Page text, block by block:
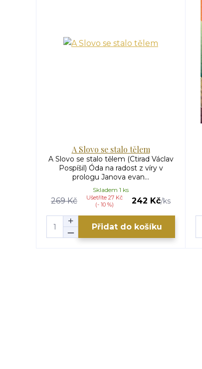
A Slovo se stalo tělem
A Slovo se stalo tělem (Ctirad Václav
Pospíšil) Óda na radost z víry v
prologu Janova evan...
269 Kč
Ušetříte 27 Kč
(- 10 %)
242 Kč/ks
Skladem 1 ks
Přidat do košíku